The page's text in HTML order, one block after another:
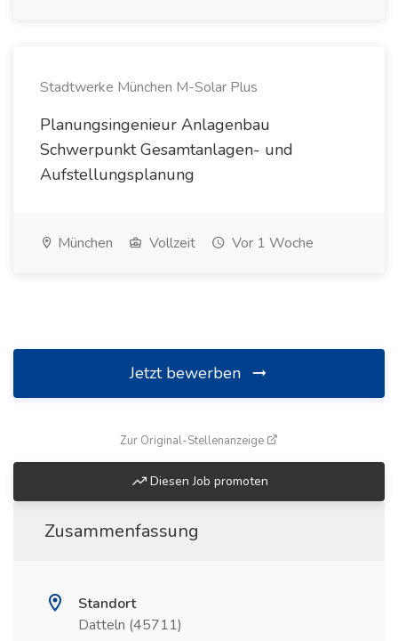
Stadtwerke München M-Solar Plus
Planungsingenieur Anlagenbau
Schwerpunkt Gesamtanlagen- und
Aufstellungsplanung
München Vollzeit Vor 1 Woche
Jetzt bewerben
Zur Original-Stellenanzeige
Diesen Job promoten
Zusammenfassung
Standort
Datteln (45711)